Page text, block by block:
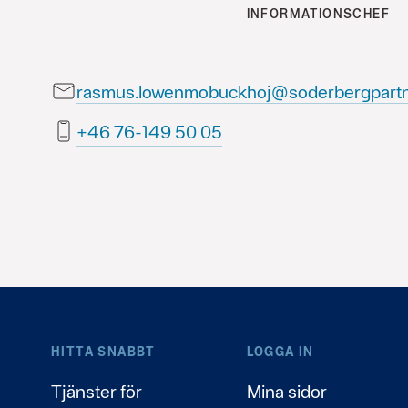
INFORMATIONSCHEF
50 05 941-67 64+
HITTA SNABBT
Tjänster för
LOGGA IN
Mina sidor